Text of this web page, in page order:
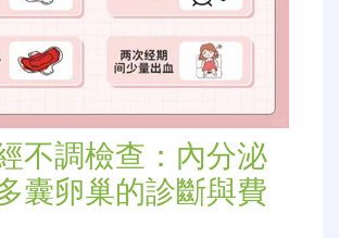
不調檢查：內分泌
囊卵巢的診斷與費